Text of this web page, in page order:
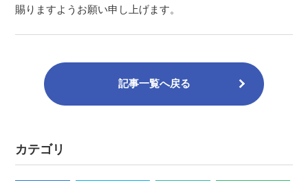
賜りますようお願い申し上げます。
記事一覧へ戻る
カテゴリ